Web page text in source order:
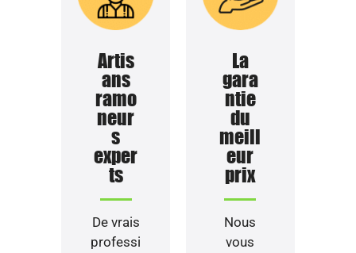
Artis
ans
ramo
neur
s
exper
ts
De vrais
professi
La
gara
ntie
du
meill
eur
prix
Nous
vous